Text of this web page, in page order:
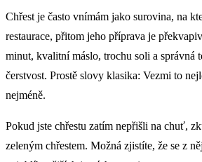
Chřest je často vnímám jako surovina, na
restaurace, přitom jeho příprava je
minut, kvalitní máslo, trochu soli a správná
čerstvost. Prostě slovy klasika: Vezmi to
nejméně.
Pokud jste chřestu zatím nepřišli na chuť,
zeleným chřestem. Možná zjistíte, že se z